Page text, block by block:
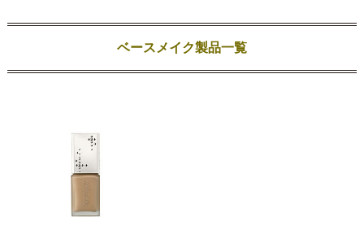
ベースメイク製品一覧